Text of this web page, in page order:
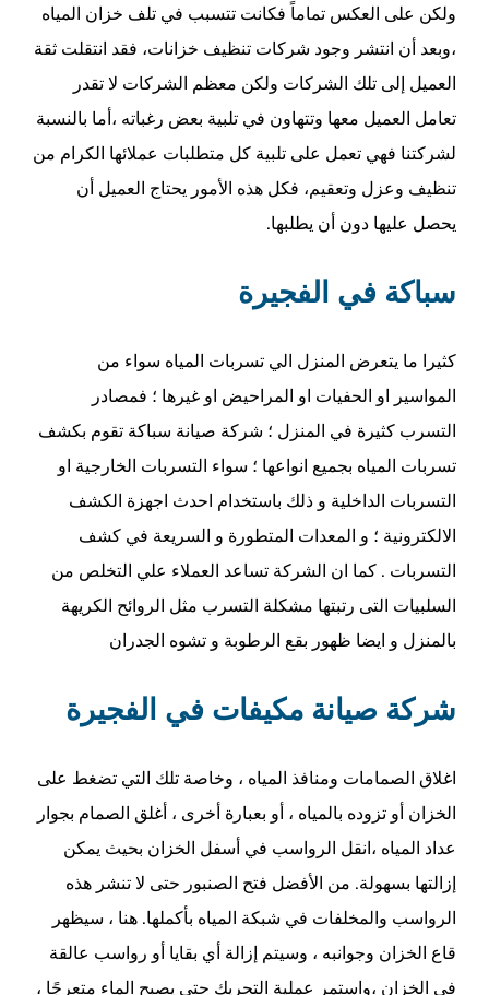
ولكن على العكس تماماً فكانت تتسبب في تلف خزان المياه
،وبعد أن انتشر وجود شركات تنظيف خزانات، فقد انتقلت ثقة
العميل إلى تلك الشركات ولكن معظم الشركات لا تقدر
تعامل العميل معها وتتهاون في تلبية بعض رغباته ،أما بالنسبة
لشركتنا فهي تعمل على تلبية كل متطلبات عملائها الكرام من
تنظيف وعزل وتعقيم، فكل هذه الأمور يحتاج العميل أن
يحصل عليها دون أن يطلبها.
سباكة في الفجيرة
كثيرا ما يتعرض المنزل الي تسربات المياه سواء من
المواسير او الحفيات او المراحيض او غيرها ؛ فمصادر
التسرب كثيرة في المنزل ؛ شركة صيانة سباكة تقوم بكشف
تسربات المياه بجميع انواعها ؛ سواء التسربات الخارجية او
التسربات الداخلية و ذلك باستخدام احدث اجهزة الكشف
الالكترونية ؛ و المعدات المتطورة و السريعة في كشف
التسربات . كما ان الشركة تساعد العملاء علي التخلص من
السلبيات التى رتبتها مشكلة التسرب مثل الروائح الكريهة
بالمنزل و ايضا ظهور بقع الرطوبة و تشوه الجدران
شركة صيانة مكيفات في الفجيرة
اغلاق الصمامات ومنافذ المياه ، وخاصة تلك التي تضغط على
الخزان أو تزوده بالمياه ، أو بعبارة أخرى ، أغلق الصمام بجوار
عداد المياه ،انقل الرواسب في أسفل الخزان بحيث يمكن
إزالتها بسهولة. من الأفضل فتح الصنبور حتى لا تنشر هذه
الرواسب والمخلفات في شبكة المياه بأكملها. هنا ، سيظهر
قاع الخزان وجوانبه ، وسيتم إزالة أي بقايا أو رواسب عالقة
في الخزان ،واستمر عملية التحريك حتى يصبح الماء متعرجًا ،